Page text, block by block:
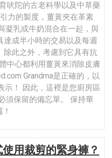
吠陀的古老科學以及中草藥
力的製度，薑黃夾在革素
凝乳或牛奶混合在一起，與
成半小時的交易以及每週
除此之外，考慮到它具有抗
中心都利用薑黃來消除皮膚
Grandma是正確的，以
示！ 因此，這裡是您廚房區
須保留的備忘單。 保持華
！
用裁剪的緊身褲？